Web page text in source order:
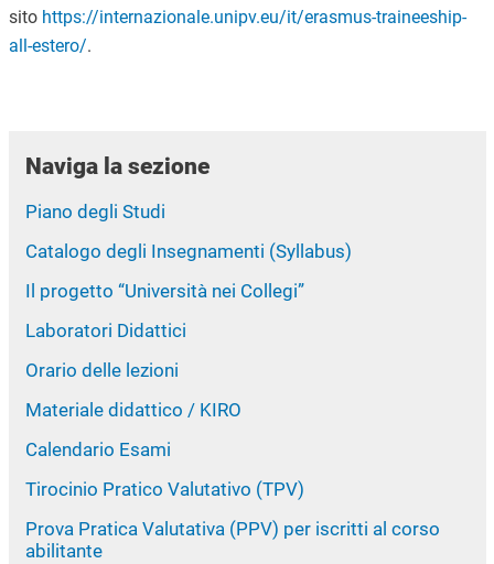
sitohttps://internazionale.unipv.eu/it/erasmus-traineeship-
all-estero/.
Naviga la sezione
Piano degli Studi
Catalogo degli Insegnamenti (Syllabus)
Il progetto “Università nei Collegi”
Laboratori Didattici
Orario delle lezioni
Materiale didattico / KIRO
Calendario Esami
Tirocinio Pratico Valutativo (TPV)
Prova Pratica Valutativa (PPV) per iscritti al corso
abilitante